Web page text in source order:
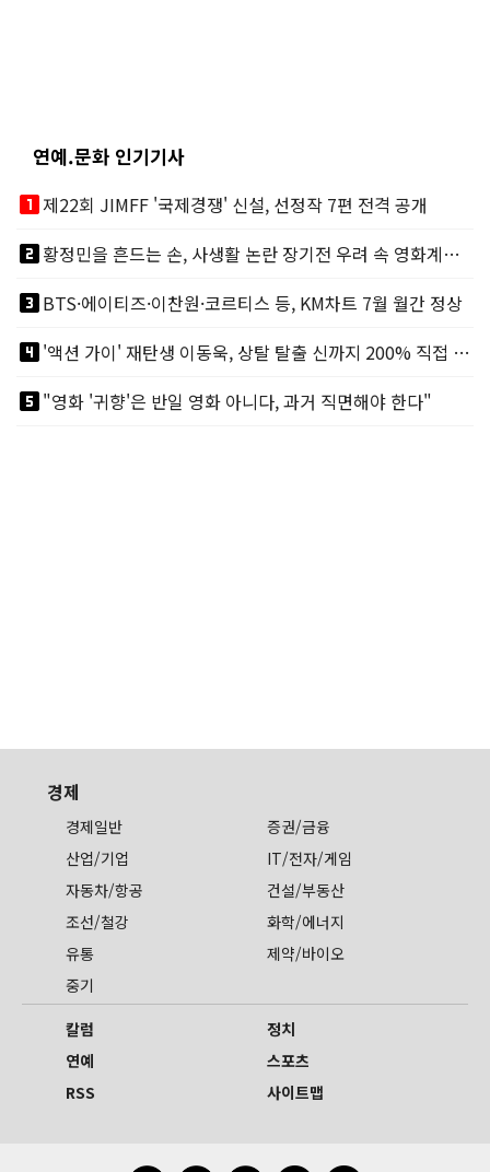
연예.문화 인기기사
looks_one제22회 JIMFF '국제경쟁' 신설, 선정작 7편 전격 공개
looks_two
황정민을 흔드는 손, 사생활 논란 장기전 우려 속 영화계도 리스크
looks_3BTS·에이티즈·이찬원·코르티스 등, KM차트 7월 월간 정상
looks_4
'액션 가이' 재탄생 이동욱, 상탈 탈출 신까지 200% 직접 소화
looks_5"영화 '귀향'은 반일 영화 아니다, 과거 직면해야 한다"
경제
경제일반
증권/금융
산업/기업
IT/전자/게임
자동차/항공
건설/부동산
조선/철강
화학/에너지
유통
제약/바이오
중기
칼럼
정치
연예
스포츠
RSS
사이트맵